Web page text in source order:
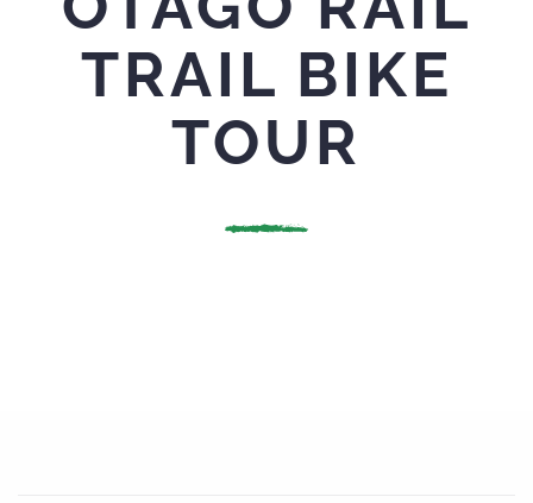
TRAIL BIKE
TOUR